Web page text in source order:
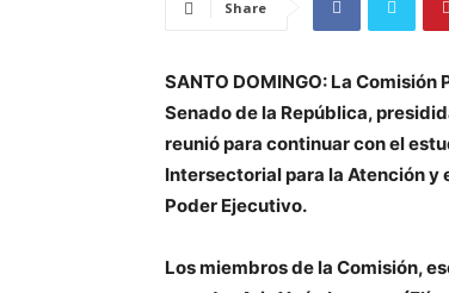
Share
SANTO DOMINGO: La
Senado de la República,
reunió para continuar con el
Intersectorial para la Atención y
Poder Ejecutivo.
Los miembros de la Comisión,